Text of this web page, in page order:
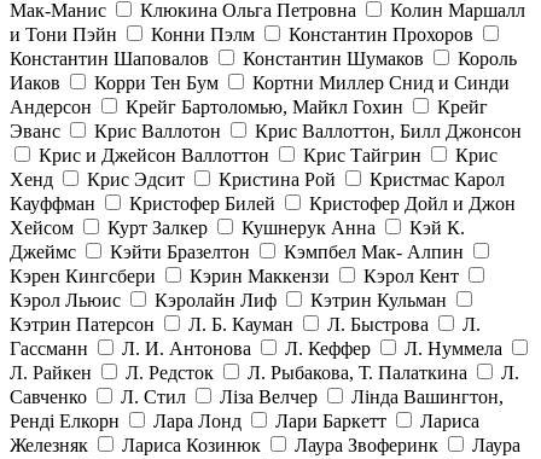
Мак-Манис
Клюкина Ольга Петровна
Колин Маршалл
и Тони Пэйн
Конни Пэлм
Константин Прохоров
Константин Шаповалов
Константин Шумаков
Король
Иаков
Корри Тен Бум
Кортни Миллер Снид и Синди
Андерсон
Крейг Бартоломью, Майкл Гохин
Крейг
Эванс
Крис Валлотон
Крис Валлоттон, Билл Джонсон
Крис и Джейсон Валлоттон
Крис Тайгрин
Крис
Хенд
Крис Эдсит Кристина Рой
Кристмас Карол
Кауффман
Кристофер Билей
Кристофер Дойл и Джон
Хейсом
Курт Залкер Кушнерук Анна
Кэй К.
Джеймс
Кэйти Бразелтон
Кэмпбел Мак- Алпин
Кэрен Кингсбери
Кэрин Маккензи
Кэрол Кент
Кэрол Льюис
Кэролайн Лиф
Кэтрин Кульман
Кэтрин Патерсон
Л. Б. Кауман Л. Быстрова
Л.
Гассманн
Л. И. Антонова Л. Кеффер
Л. Нуммела
Л. Райкен
Л. Редсток Л. Рыбакова, Т. Палаткина
Л.
Савченко
Л. Стил Ліза Велчер
Лінда Вашингтон,
Ренді Елкорн
Лара Лонд Лари Баркетт
Лариса
Железняк
Лариса Козинюк Лаура Звоферинк
Лаура